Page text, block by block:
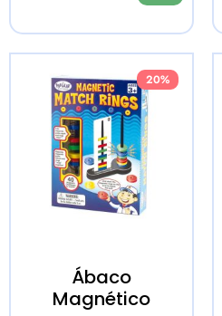
20%
Ábaco
Magnético